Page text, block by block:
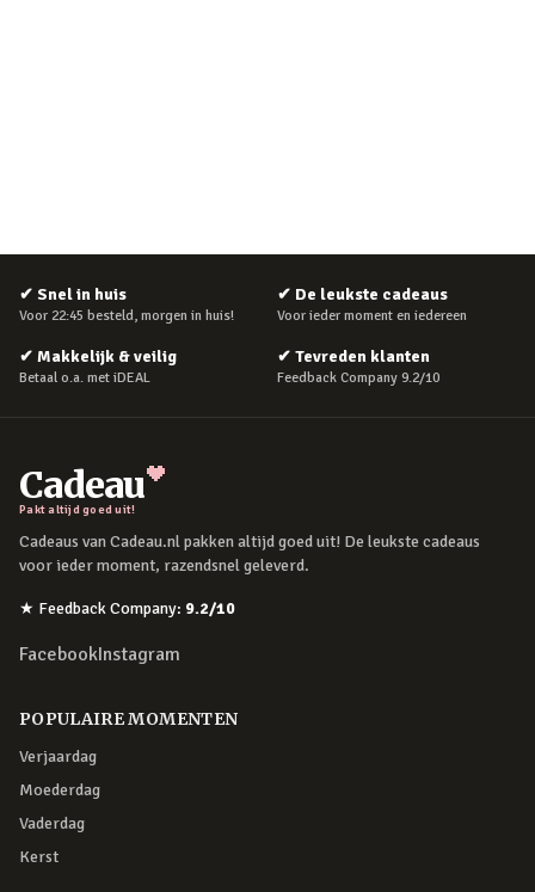
✔ Snel in huis
Voor 22:45 besteld, morgen in huis!
✔ De leukste cadeaus
Voor ieder moment en iedereen
✔ Makkelijk & veilig
Betaal o.a. met iDEAL
✔ Tevreden klanten
Feedback Company 9.2/10
Cadeau
Pakt altijd goed uit!
Cadeaus van Cadeau.nl pakken altijd goed uit! De leukste cadeaus
voor ieder moment, razendsnel geleverd.
★ Feedback Company: 9.2/10
FacebookInstagram
POPULAIRE MOMENTEN
Verjaardag
Moederdag
Vaderdag
Kerst